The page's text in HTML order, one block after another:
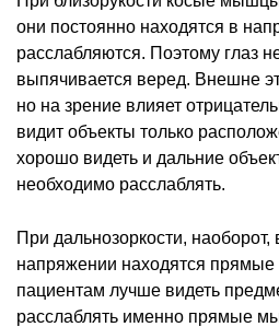
они постоянно находятся в
расслабляются. Поэтому глаз
выпячивается веред. Внешне
но на зрение влияет
видит объекты только
хорошо видеть и дальние
необходимо расслаблять.
При дальнозоркости, наоборот,
напряжении находятся
пациентам лучше видеть
расслаблять именно прямые